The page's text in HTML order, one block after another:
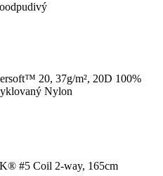
20, 37g/m², 20D 100%
Nylon
#5 Coil 2-way, 165cm